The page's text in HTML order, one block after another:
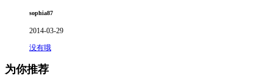
sophia87
2014-03-29
没有哦
为你推荐